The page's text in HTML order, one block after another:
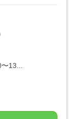
13...